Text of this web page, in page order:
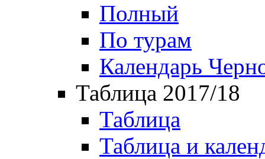
Полный
По турам
Календарь
Таблица 2017/18
Таблица
Таблица и